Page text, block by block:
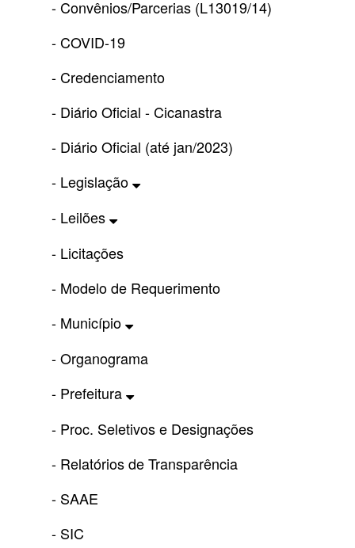
- Convênios/Parcerias (L13019/14)
- COVID-19
- Credenciamento
- Diário Oficial - Cicanastra
- Diário Oficial (até jan/2023)
- Legislação
- Leilões
- Licitações
- Modelo de Requerimento
- Município
- Organograma
- Prefeitura
- Proc. Seletivos e Designações
- Relatórios de Transparência
- SAAE
- SIC